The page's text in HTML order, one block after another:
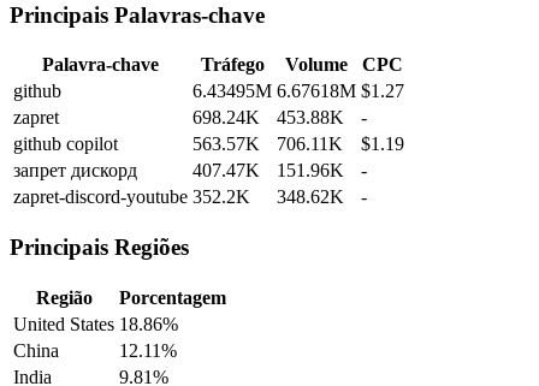
Principais Palavras-chave
Palavra-chave Tráfego Volume
CPC
github
6.43495M 6.67618M $1.27
zapret
698.24K 453.88K
-
github copilot
563.57K 706.11K
$1.19
запрет дискорд
407.47K 151.96K
-
zapret-discord-youtube 352.2K 348.62K -
Principais Regiões
Região
Porcentagem
United States 18.86%
China
12.11%
India
9.81%